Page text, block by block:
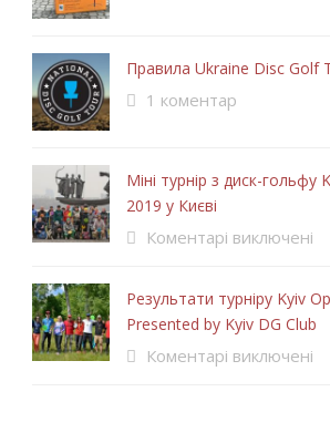
Правила Ukraine Disc Golf
1 коментар
Міні турнір з диск-гольфу
2019 у Києві
Коментарі виключені
Результати турніру Kyiv
Presented by Kyiv DG Club
Коментарі виключені